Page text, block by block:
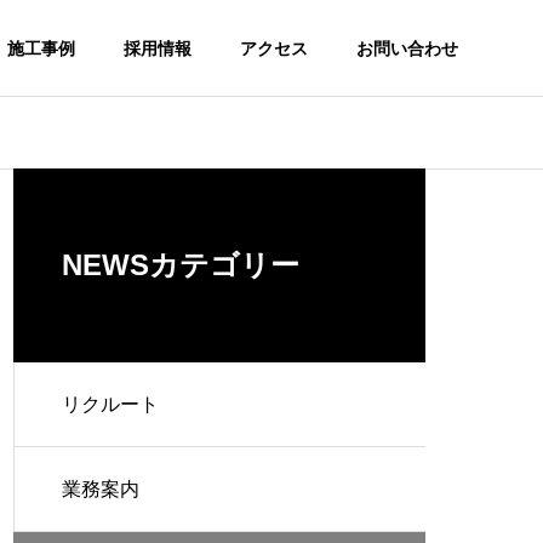
施工事例 採用情報 アクセス お問い合わせ
NEWSカテゴリー
リクルート
業務案内